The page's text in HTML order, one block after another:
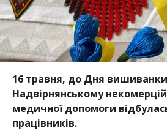
16 травня, до Дня
Надвірнянському
медичної допомоги
працівників.